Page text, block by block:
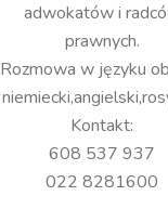
adwokatów i
prawnych.
Rozmowa w języku
Kontakt:
608 537 937
022 8281600